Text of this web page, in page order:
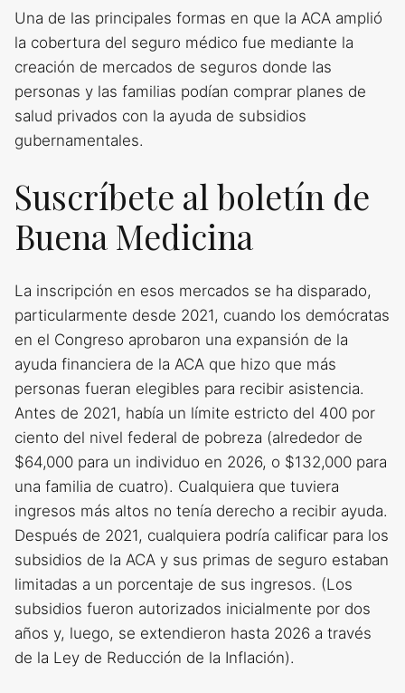
Una de las principales formas en que la ACA amplió
la cobertura del seguro médico fue mediante la
creación de mercados de seguros donde las
personas y las familias podían comprar planes de
salud privados con la ayuda de subsidios
gubernamentales.
Suscríbete al boletín de
Buena Medicina
La inscripción en esos mercados se ha disparado,
particularmente desde 2021, cuando los demócratas
en el Congreso aprobaron una expansión de la
ayuda financiera de la ACA que hizo que más
personas fueran elegibles para recibir asistencia.
Antes de 2021, había un límite estricto del 400 por
ciento del nivel federal de pobreza (alrededor de
$64,000 para un individuo en 2026, o $132,000 para
una familia de cuatro). Cualquiera que tuviera
ingresos más altos no tenía derecho a recibir ayuda.
Después de 2021, cualquiera podría calificar para los
subsidios de la ACA y sus primas de seguro estaban
limitadas a un porcentaje de sus ingresos. (Los
subsidios fueron autorizados inicialmente por dos
años y, luego, se extendieron hasta 2026 a través
de la Ley de Reducción de la Inflación).